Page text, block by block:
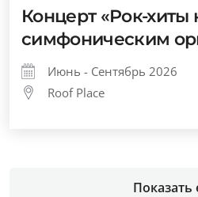
Концерт «Рок-
симфоническим
Июнь - Сентябрь 2026
Roof Place